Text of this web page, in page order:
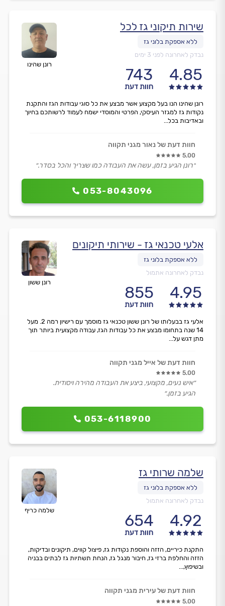
רונן שהינו
שירות תיקוני גז לכל
נבדק לאחרונה לפני 3 ימים
4.85
743
חוות דעת
053-8043096
רונן שהינו הנו בעל מקצוע אשר מבצע את כל סוגי עבודות הגז והתקנת
נקודות גז למגזר העיסקי, הפרטי והמוסדי ישמח לעמוד לרשותכם בחיוך
ובאדיבות בכל...
חוות דעת של נאור מגני תקווה
5.00
״רונן הגיע בזמן, עשה את העבודה כמו שצריך והכל בסדר.״
רונן ששון
אלעי טכנאי גז - שירותי תיקונים
נבדק לאחרונה אתמול
4.95
855
חוות דעת
053-6118900
אלעי גז בבעלותו של רונן ששון טכנאי גז מוסמך עם רישיון רמה 2. מעל
14 שנה בתחומו מבצע את כל עבודות הגז, עבודה מקצועית ביותר תוך
מתן דגש על...
חוות דעת של אייל מגני תקווה
5.00
״איש נעים, מקצועי, ביצע את העבודה מהירה ויסודית.
הגיע בזמן.״
שלמה כריף
שלמה שרותי גז
נבדק לאחרונה אתמול
4.92
654
חוות דעת
התקנת כיריים, הזזה והוספת נקודות גז, פיצול קווים, תיקונים ובדיקות,
הזזה והחלפת ברזי גז, חיבור מנגל גז, הנחת תשתיות גז לבתים בבניה
ובשיפוץ,...
חוות דעת של עירית מגני תקווה
5.00